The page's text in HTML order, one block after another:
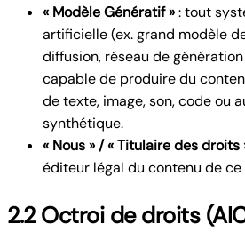
« Modèle Génératif »: tout
artificielle (ex. grand modèle
diffusion, réseau de génération
capable de produire du
de texte, image, son, code ou
synthétique.
« Nous » / « Titulaire des droits
éditeur légal du contenu de ce
2.2 Octroi de droits